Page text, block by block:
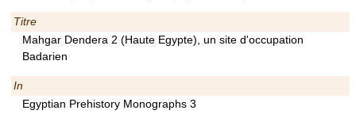
Titre
Mahgar Dendera 2 (Haute Egypte), un site d'occupation
Badarien
In
Egyptian Prehistory Monographs 3